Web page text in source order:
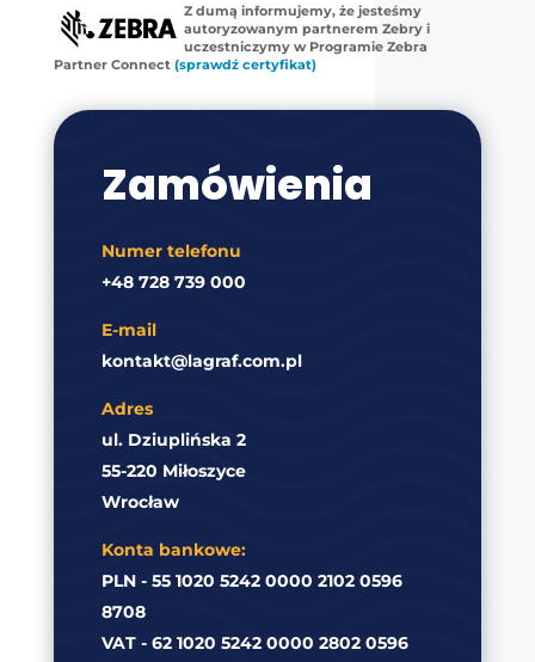
Z dumą informujemy, że jesteśmy
autoryzowanym partnerem Zebry i
uczestniczymy w Programie Zebra
Partner Connect (sprawdź certyfikat)
Zamówienia
Numer telefonu
+48 728 739 000
E-mail
kontakt@lagraf.com.pl
Adres
ul. Dziuplińska 2
55-220 Miłoszyce
Wrocław
Konta bankowe:
PLN - 55 1020 5242 0000 2102 0596
8708
VAT - 62 1020 5242 0000 2802 0596